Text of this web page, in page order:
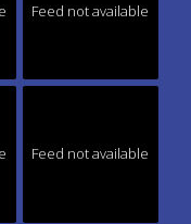
Feed not available
Feed not available